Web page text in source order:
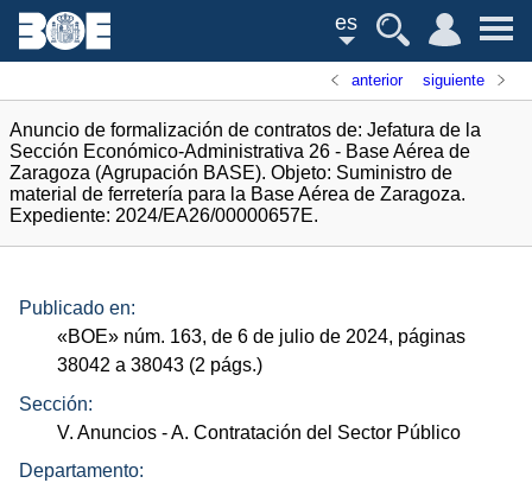
es
anterior siguiente
Anuncio de formalización de contratos de: Jefatura de la
Sección Económico-Administrativa 26 - Base Aérea de
Zaragoza (Agrupación BASE). Objeto: Suministro de
material de ferretería para la Base Aérea de Zaragoza.
Expediente: 2024/EA26/00000657E.
Publicado en:
«BOE» núm. 163, de 6 de julio de 2024, páginas
38042 a 38043 (2 págs.)
Sección:
V. Anuncios - A. Contratación del Sector Público
Departamento: